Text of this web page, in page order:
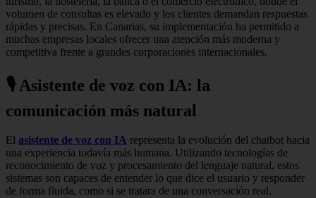
volumen de consultas es elevado y los clientes demandan respuestas
rápidas y precisas. En Canarias, su implementación ha permitido a
muchas empresas locales ofrecer una atención más moderna y
competitiva frente a grandes corporaciones internacionales.
🎙️ Asistente de voz con IA: la
comunicación más natural
El asistente de voz con IA representa la evolución del chatbot hacia
una experiencia todavía más humana. Utilizando tecnologías de
reconocimiento de voz y procesamiento del lenguaje natural, estos
sistemas son capaces de entender lo que dice el usuario y responder
de forma fluida, como si se tratara de una conversación real.